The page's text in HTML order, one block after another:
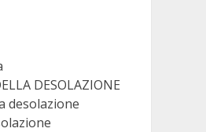
DESOLAZIONE
desolazione